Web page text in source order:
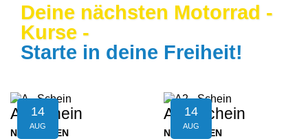
Deine nächsten Motorrad -
Kurse -
Starte in deine Freiheit!
14
AUG
A - Schein
NEUFELDEN
14
AUG
A2 - Schein
NEUFELDEN